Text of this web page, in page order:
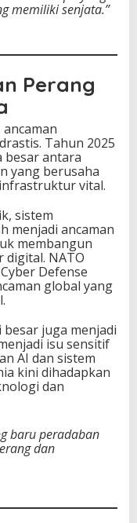
memiliki senjata.”
Perang
Tahun 2025
besar antara
yang berusaha
vital.
sistem
menjadi ancaman
membangun
digital. NATO
Defense
global yang
juga menjadi
isu sensitif
AI dan sistem
kini dihadapkan
dan
baru peradaban
dan